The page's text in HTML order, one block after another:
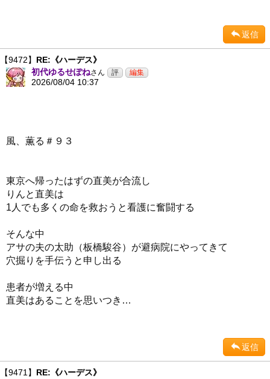
返信
【9472】 RE:《ハーデス》
初代ゆるせぽねさん
2026/08/04 10:37
風、薫る＃９３
東京へ帰ったはずの直美が合流し
りんと直美は
1人でも多くの命を救おうと看護に奮闘する
そんな中
アサの夫の太助（板橋駿谷）が避病院にやってきて
穴掘りを手伝うと申し出る
患者が増える中
直美はあることを思いつき…
返信
【9471】 RE:《ハーデス》